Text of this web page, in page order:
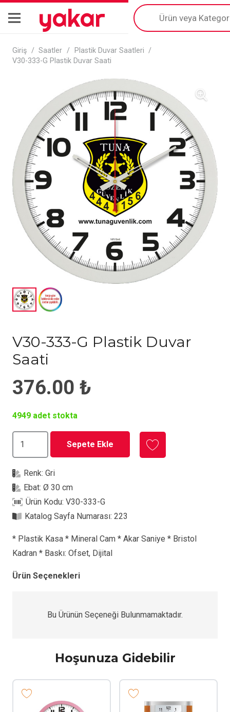
yakar
Products
search
Giriş / Saatler / Plastik Duvar Saatleri /
V30-333-G Plastik Duvar Saati
V30-333-G Plastik Duvar
Saati
376.00 ₺
4949 adet stokta
Plastik
Duvar
Saati
Sepete Ekle
Renk:Gri
Ebat:Ø 30 cm
Ürün Kodu:V30-333-G
Katalog Sayfa Numarası:223
* Plastik Kasa * Mineral Cam * Akar Saniye * Bristol
Kadran * Baskı: Ofset, Dijital
Ürün Seçenekleri
Bu Ürünün Seçeneği Bulunmamaktadır.
Hoşunuza Gidebilir